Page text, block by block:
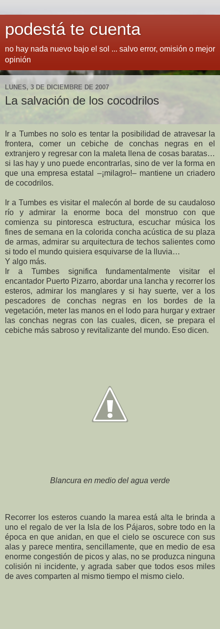
podestá te cuenta
no hay nada nuevo bajo el sol ... salvo error, omisión o mejor
opinión
LUNES, 3 DE DICIEMBRE DE 2007
La salvación de los cocodrilos
Ir a Tumbes no solo es tentar la posibilidad de atravesar la
frontera, comer un cebiche de conchas negras en el
extranjero y regresar con la maleta llena de cosas baratas…
si las hay y uno puede encontrarlas, sino de ver la forma en
que una empresa estatal –¡milagro!– mantiene un criadero
de cocodrilos.
Ir a Tumbes es visitar el malecón al borde de su caudaloso
río y admirar la enorme boca del monstruo con que
comienza su pintoresca estructura, escuchar música los
fines de semana en la colorida concha acústica de su plaza
de armas, admirar su arquitectura de techos salientes como
si todo el mundo quisiera esquivarse de la lluvia…
Y algo más.
Ir a Tumbes significa fundamentalmente visitar el
encantador Puerto Pizarro, abordar una lancha y recorrer los
esteros, admirar los manglares y si hay suerte, ver a los
pescadores de conchas negras en los bordes de la
vegetación, meter las manos en el lodo para hurgar y extraer
las conchas negras con las cuales, dicen, se prepara el
cebiche más sabroso y revitalizante del mundo. Eso dicen.
Blancura en medio del agua verde
Recorrer los esteros cuando la marea está alta le brinda a
uno el regalo de ver la Isla de los Pájaros, sobre todo en la
época en que anidan, en que el cielo se oscurece con sus
alas y parece mentira, sencillamente, que en medio de esa
enorme congestión de picos y alas, no se produzca ninguna
colisión ni incidente, y agrada saber que todos esos miles
de aves comparten al mismo tiempo el mismo cielo.